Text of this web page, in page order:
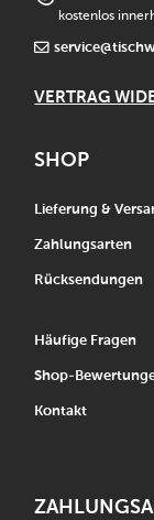
kostenlos
VERTRAG
SHOP
Lieferung &
Zahlungsarten
Rücksendungen
Häufige Fragen
Shop-
Kontakt